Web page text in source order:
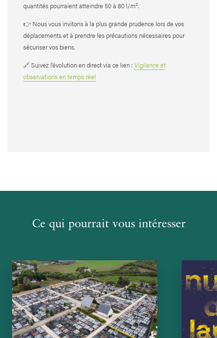
quantités pourraient atteindre 50 à 80 l/m².
👉 Nous vous invitons à la plus grande prudence lors de vos
déplacements et à prendre les précautions nécessaires pour
sécuriser vos biens.
🔗 Suivez l’évolution en direct via ce lien : Vigilance et
observations en temps réel
Ce qui pourrait vous intéresser